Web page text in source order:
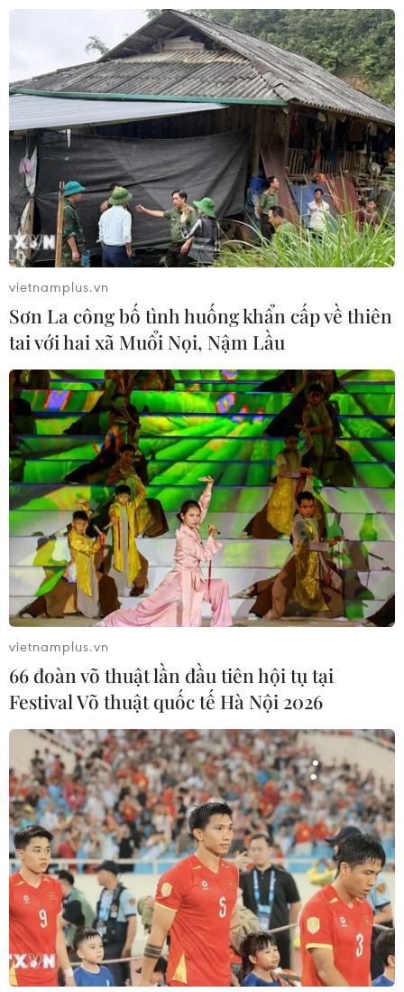
TIN CÙNG CHUYÊN MỤC
Buổi hòa nhạc kéo dài 639 năm vừa
mới hoàn thành 4% hành trình
06/08/2026 11:54
Chương trình nghệ thuật 'Giai điệu
Tổ quốc' - Khắc họa một Việt Nam
vươn mình
03/08/2026 15:58
Người thầy, người cha và quê hương
cùng xuất hiện trong concert của
Hương Tràm
VPBank đồng tổ chức và là nhà tài
trợ chính BIGBANG World Tour tại
Việt Nam
29/07/2026 07:10
Dòng chảy văn hóa truyền thống
trong 'Lý Ngựa ô Huế' phiên bản
'vượt chông gai"
29/07/2026 03:16
"Giữ trọn lời thề" - Khúc tri ân những
vietnamplus.vn
Sơn La công bố tình huống khẩn cấp về thiên
tai với hai xã Muổi Nọi, Nậm Lầu
vietnamplus.vn
66 đoàn võ thuật lần đầu tiên hội tụ tại
Festival Võ thuật quốc tế Hà Nội 2026